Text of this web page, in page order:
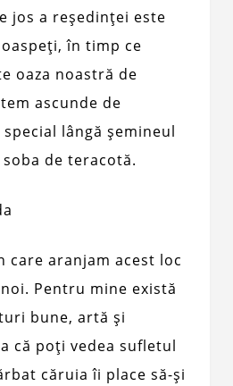
jos a reședinței este
în timp ce
oaza noastră de
ascunde de
lângă șemineul
de teracotă.
care aranjam acest loc
Pentru mine există
bune, artă și
că poți vedea sufletul
căruia îi place să-și